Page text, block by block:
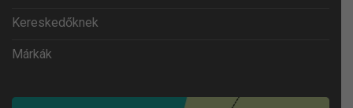
Kereskedőknek
Márkák